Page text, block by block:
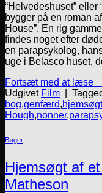
“Helvedeshuset” eller
bygger på en roman
House”. En rig
findes noget efter
en parapsykolog,
uge i Belasco huset,
Fortsæt med at læse
Udgivet Film
bog,genfærd,
Hough,nonner,
Bøger
Hjemsøgt af
Matheson